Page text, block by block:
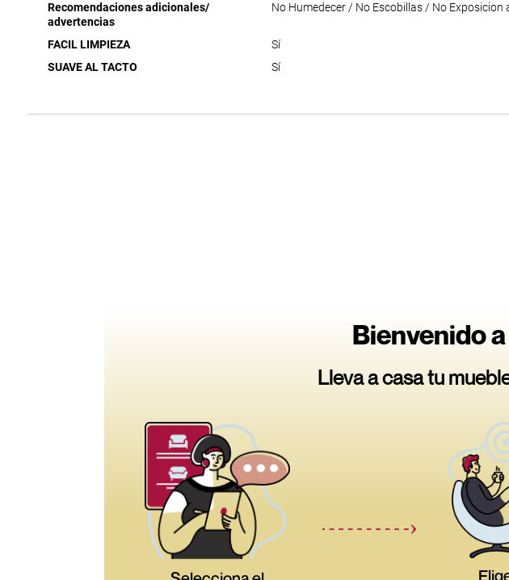
Recomendaciones adicionales/
advertencias
No Humedecer / No Escobillas / No Exposicion
FACIL LIMPIEZA
Sí
SUAVE AL TACTO
Sí